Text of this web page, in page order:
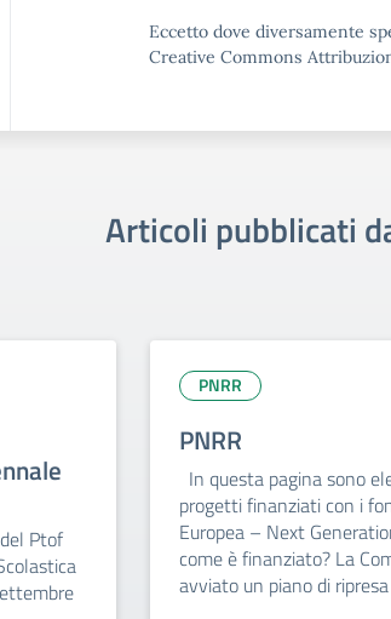
Eccetto dove diversamente
Creative Commons
Articoli pubblicati
Ptof
PNRR
PNRR
In questa pagina sono
progetti finanziati con i
Europea – Next
come è finanziato? La
avviato un piano di